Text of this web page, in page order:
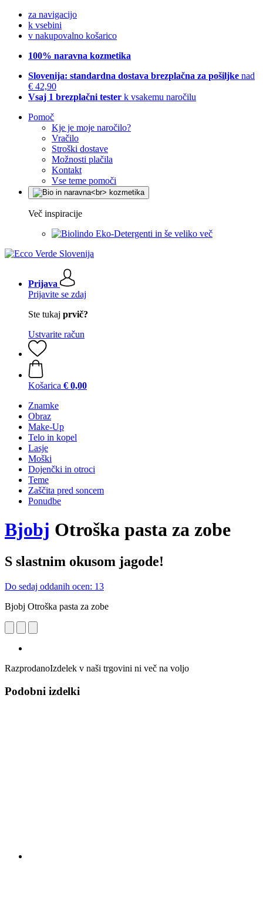
za navigacijo
k vsebini
v nakupovalno košarico
100% naravna kozmetika
Slovenija: standardna dostava brezplačna za pošiljke nad
€ 42,90
Vsaj 1 brezplačni tester k vsakemu naročilu
Pomoč
Kje je moje naročilo?
Vračilo
Stroški dostave
Možnosti plačila
Kontakt
Vse teme pomoči
Več inspiracije
Eko-Detergenti in še veliko več
Prijava
Prijavite se zdaj
Ste tukaj prvič?
Ustvarite račun
Košarica € 0,00
Znamke
Obraz
Make-Up
Telo in kopel
Lasje
Moški
Dojenčki in otroci
Teme
Zaščita pred soncem
Ponudbe
Bjobj Otroška pasta za zobe
S slastnim okusom jagode!
Do sedaj oddanih ocen: 13
Bjobj Otroška pasta za zobe
RazprodanoIzdelek v naši trgovini ni več na voljo
Podobni izdelki